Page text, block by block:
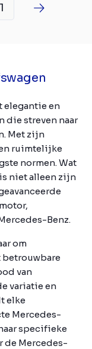
elegantie en
streven naar
Met zijn
ruimtelijke
normen. Wat
niet alleen zijn
Benz.
om
betrouwbare
van
variatie en
elke
Mercedes-
specifieke
de Mercedes-